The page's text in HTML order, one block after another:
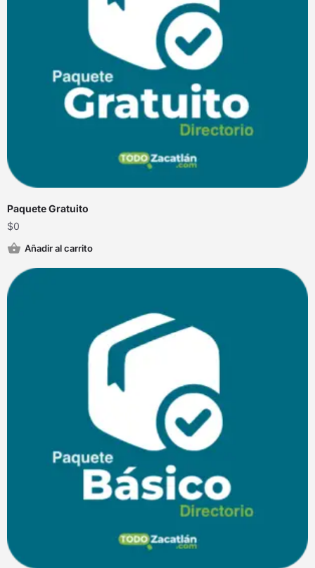
Paquete Gratuito
$0
Añadir al carrito